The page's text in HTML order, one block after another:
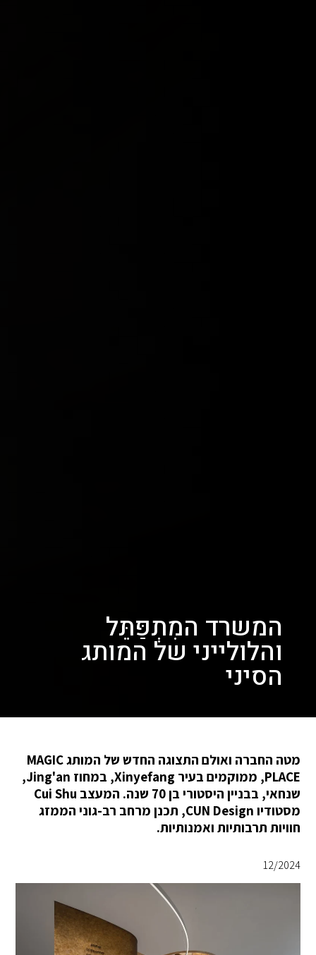
המשרד המִתְפַּתֵּל
והלולייני של המותג
הסיני
מטה החברה ואולם התצוגה החדש של המותג MAGIC
PLACE, ממוקמים בעיר Xinyefang, במחוז Jing'an,
שנחאי, בבניין היסטורי בן 70 שנה. המעצב Cui Shu
מסטודיו CUN Design, תכנן מרחב רב-גוני הממזג
חוויות תרבותיות ואמנותיות.
12/2024